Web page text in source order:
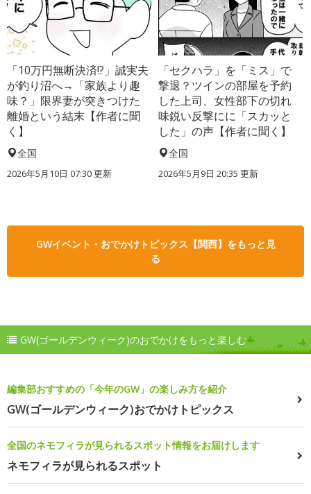
「10万円無断決済!?」誠実夫
が釣り沼へ→「家族より趣
味？」限界妻が突きつけた
離婚という結末【作者に聞
く】
全国
2026年5月10日 07:30 更新
「セクハラ」を「ミス」で
撃退？ツインの部屋を予約
した上司、女性部下の切れ
味鋭い反撃にに「スカッと
した」の声【作者に聞く】
全国
2026年5月9日 20:35 更新
GWイベント・おでかけトピックス【関西】をもっと見
る
GW(ゴールデンウィーク)のおでかけをもっと楽しむ
編集部おすすめの「今年のGW」の楽しみ方を紹介
GW(ゴールデンウィーク)おでかけトピックス
全国のネモフィラが見られるスポット情報をお届けします
ネモフィラが見られるスポット